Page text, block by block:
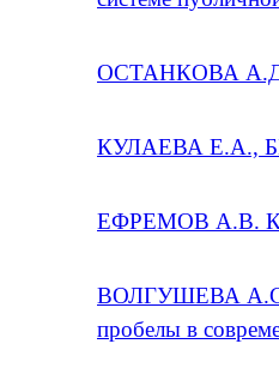
ОСТАНКОВА А.Д.
КУЛАЕВА Е.А.,
ЕФРЕМОВ А.В.
ВОЛГУШЕВА А.С.,
пробелы в